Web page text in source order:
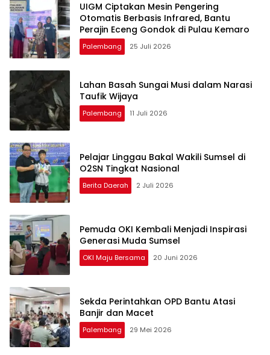
UIGM Ciptakan Mesin Pengering
Otomatis Berbasis Infrared, Bantu
Perajin Eceng Gondok di Pulau Kemaro
Palembang 25 Juli 2026
Lahan Basah Sungai Musi dalam Narasi
Taufik Wijaya
Palembang 11 Juli 2026
Pelajar Linggau Bakal Wakili Sumsel di
O2SN Tingkat Nasional
Berita Daerah 2 Juli 2026
Pemuda OKI Kembali Menjadi Inspirasi
Generasi Muda Sumsel
OKI Maju Bersama 20 Juni 2026
Sekda Perintahkan OPD Bantu Atasi
Banjir dan Macet
Palembang 29 Mei 2026